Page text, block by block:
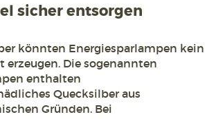
sicher entsorgen
könnten Energiesparlampen kein
erzeugen. Die sogenannten
enthalten
Quecksilber aus
Gründen. Bei